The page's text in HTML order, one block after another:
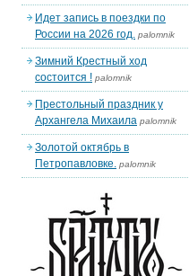
Идет запись в поездки по
России на 2026 год. palomnik
Зимний Крестный ход
состоится ! palomnik
Престольный праздник у
Архангела Михаила palomnik
Золотой октябрь в
Петропавловке. palomnik